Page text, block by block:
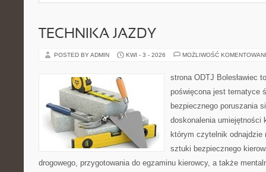
TECHNIKA JAZDY
POSTED BY ADMIN KWI - 3 - 2026 MOŻLIWOŚĆ
strona ODTJ Bolesławiec
poświęcona jest tematyce
bezpiecznego poruszania
doskonalenia umiejętności
którym czytelnik odnajdzie
sztuki bezpiecznego
drogowego, przygotowania do egzaminu kierowcy, a także